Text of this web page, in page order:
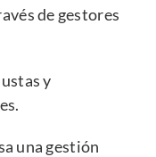
de gestores
y
una gestión